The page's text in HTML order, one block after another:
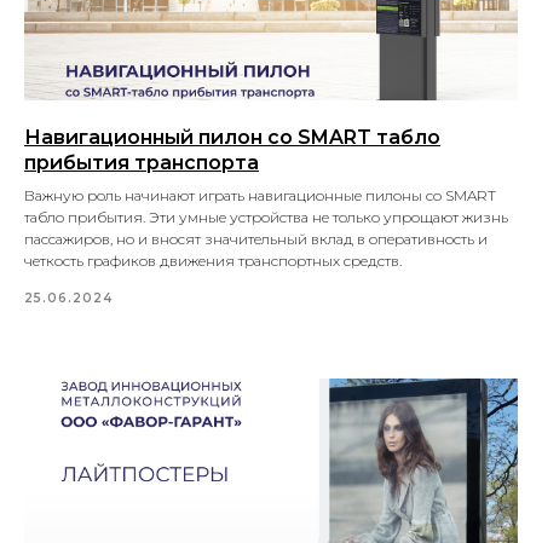
Навигационный пилон со SMART табло
прибытия транспорта
Важную роль начинают играть навигационные пилоны со SMART
табло прибытия. Эти умные устройства не только упрощают жизнь
пассажиров, но и вносят значительный вклад в оперативность и
четкость графиков движения транспортных средств.
25.06.2024